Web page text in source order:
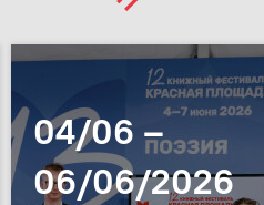
04/06 –
06/06/2026